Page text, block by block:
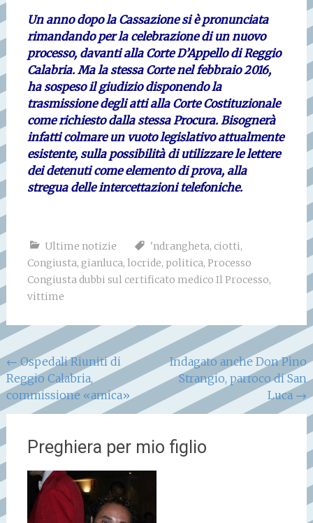
Un anno dopo la Cassazione si è pronunciata
rimandando per la celebrazione di un nuovo
processo, davanti alla Corte D’Appello di Reggio
Calabria. Ma la stessa Corte nel febbraio 2016,
ha sospeso il giudizio disponendo la
trasmissione degli atti alla Corte Costituzionale
come richiesto dalla stessa Procura. Bisognerà
infatti colmare un vuoto legislativo attualmente
esistente, sulla possibilità di utilizzare le lettere
dei detenuti come elemento di prova, alla
stregua delle intercettazioni telefoniche.
Ultime notizie 'ndrangheta, ciotti,
Congiusta, gianluca, locride, politica, Processo
Congiusta dubbi sul certificato medico Il Processo,
vittime
Navigazione
articoli
← Ospedali Riuniti di
Reggio Calabria,
commissione «amica»
Indagato anche Don Pino
Strangio, parroco di San
Luca →
Preghiera per mio figlio